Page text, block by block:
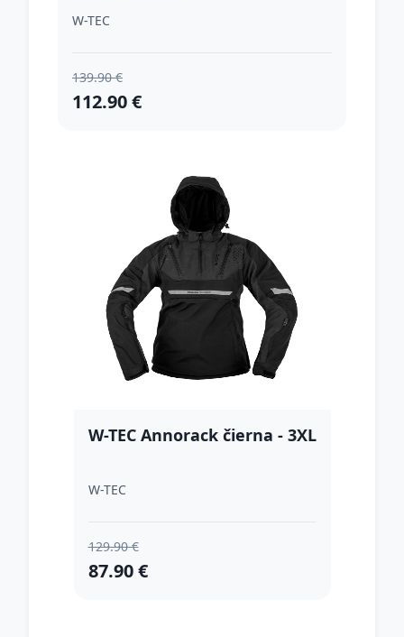
W-TEC
139.90 €
112.90 €
W-TEC Annorack čierna - 3XL
W-TEC
129.90 €
87.90 €